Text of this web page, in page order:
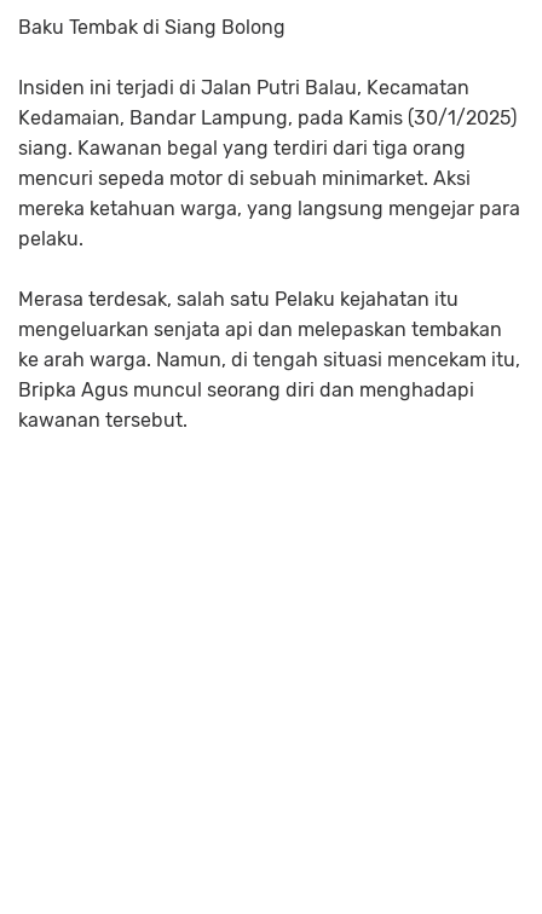
Baku Tembak di Siang Bolong
Insiden ini terjadi di Jalan Putri Balau, Kecamatan
Kedamaian, Bandar Lampung, pada Kamis (30/1/2025)
siang. Kawanan begal yang terdiri dari tiga orang
mencuri sepeda motor di sebuah minimarket. Aksi
mereka ketahuan warga, yang langsung mengejar para
pelaku.
Merasa terdesak, salah satu Pelaku kejahatan itu
mengeluarkan senjata api dan melepaskan tembakan
ke arah warga. Namun, di tengah situasi mencekam itu,
Bripka Agus muncul seorang diri dan menghadapi
kawanan tersebut.